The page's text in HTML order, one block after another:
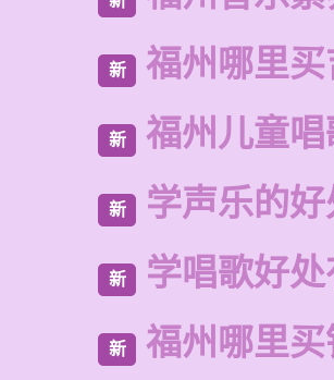
新 福州哪里
新 福州儿童
新 学声乐的
新 学唱歌好
新 福州哪里